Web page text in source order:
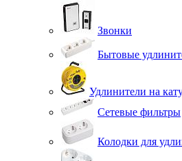
Звонки
Бытовые
Удлинители на
Сетевые фильтры
Колодки для